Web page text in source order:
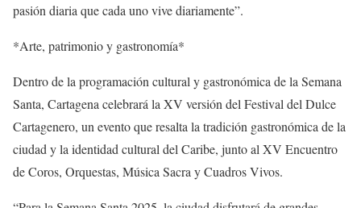
pasión diaria que cada uno vive diariamente”.
*Arte, patrimonio y gastronomía*
Dentro de la programación cultural y gastronómica de la Semana
Santa, Cartagena celebrará la XV versión del Festival del Dulce
Cartagenero, un evento que resalta la tradición gastronómica de la
ciudad y la identidad cultural del Caribe, junto al XV Encuentro
de Coros, Orquestas, Música Sacra y Cuadros Vivos.